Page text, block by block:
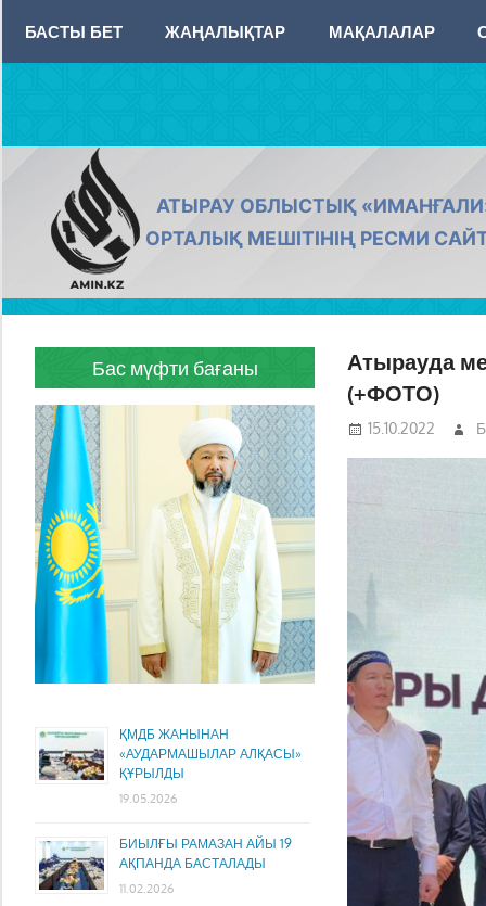
content
БАСТЫ БЕТ ЖАҢАЛЫҚТАР МАҚАЛАЛАР
AMIN.KZ
АТЫРАУ ОБЛЫСТЫҚ
ОРТАЛЫҚ МЕШІТІНІҢ РЕСМИ
Атырауда
(+ФОТО)
15.10.2022
Бас мүфти бағаны
ҚМДБ ЖАНЫНАН
«АУДАРМАШЫЛАР АЛҚАСЫ»
ҚҰРЫЛДЫ
19.05.2026
БИЫЛҒЫ РАМАЗАН АЙЫ 19
АҚПАНДА БАСТАЛАДЫ
11.02.2026